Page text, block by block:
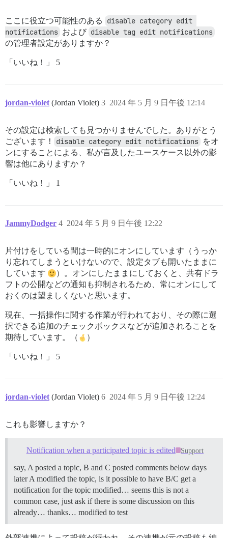
ここに役立つ可能性のある
disable category edit
notifications および disable tag edit notifications
の管理者設定がありますか？
「いいね！」 5
jordan-violet (Jordan Violet) 2024 年 5 月 9 日午後 12:14
3
その設定は検索しても見つかりませんでした。ありがとう
ございます！
disable category edit notifications をオ
ンにすることによる、私が言及したユースケース以外の影
響は他にありますか？
「いいね！」 1
JammyDodger 2024 年 5 月 9 日午後 12:22
4
片付けをしている間は一時的にオンにしています（うっか
り忘れてしまうといけないので、設定タブも開いたままに
しています
）。オンにしたままにしておくと、共有ドラ
フトの公開などの通知も抑制されるため、常にオンにして
おくのは望ましくないと思います。
現在、一括操作に関する作業が行われており、その際に選
択できる追加のチェックボックスなどが追加されることを
期待しています。（
）
「いいね！」 5
jordan-violet (Jordan Violet) 2024 年 5 月 9 日午後 12:24
6
これも影響しますか？
Notification when a participated topic is edited Support
say, A posted a topic, B and C posted comments below days
later A modified the topic, is it possible to have B/C get a
notification for the topic modified… seems this is not a
common case, just ask if there is some discussion on this
already… thanks… modified to test